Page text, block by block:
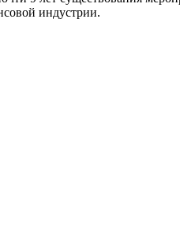
индустрии.